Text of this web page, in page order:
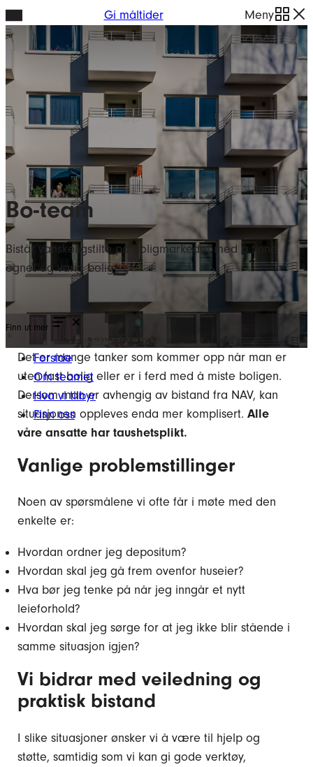
Hopp
til
innhold
Gi måltider Meny
Bo-team
Bistår vanskeligstilte på boligmarkedet med å finne
egnet og varig bolig.
Finn ut mer
Forside
Om teamet
Hva vi tilbyr
Finn oss
Det er mange tanker som kommer opp når man er
uten fast bolig eller er i ferd med å miste boligen.
Dersom man er avhengig av bistand fra NAV, kan
situasjonen oppleves enda mer komplisert.Alle
våre ansatte har taushetsplikt.
Vanlige problemstillinger
Noen av spørsmålene vi ofte får i møte med den
enkelte er:
Hvordan ordner jeg depositum?
Hvordan skal jeg gå frem ovenfor huseier?
Hva bør jeg tenke på når jeg inngår et nytt
leieforhold?
Hvordan skal jeg sørge for at jeg ikke blir stående i
samme situasjon igjen?
Vi bidrar med veiledning og
praktisk bistand
I slike situasjoner ønsker vi å være til hjelp og
støtte, samtidig som vi kan gi gode verktøy,